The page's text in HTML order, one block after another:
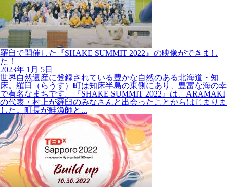
羅臼で開催した『SHAKE SUMMIT 2022』の映像ができまし
た！
2023年 1月 5日
世界自然遺産に登録されている豊かな自然のある北海道・知
床。羅臼（らうす）町は知床半島の東側にあり、豊富な海の幸
で有名なまちです。『SHAKE SUMMIT 2022』は、ARAMAKI
の代表・村上が羅臼のみなさんと出会ったことからはじまりま
した。町長が鮭漁師と...